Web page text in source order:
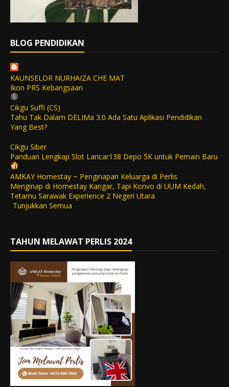
BLOG PENDIDIKAN
KAUNSELOR NURHAIZA CHE MAT
Ikon PRS Kebangsaan
Cikgu Suffi (CS)
Tahu Tak Dalam DELIMa 3.0 Ada Satu Aplikasi Pendidikan
Yang Best?
Cikgu Siber
Panduan Lengkap Slot Lancar138 Depo 5K untuk Pemain Baru
AMKAY Homestay ~ Penginapan Keluarga di Perlis
Menginap di Homestay Kangar, Tapi Konvo di UUM Kedah,
Tetamu Sarawak Experience 2 Negeri Utara
Tunjukkan Semua
TAHUN MELAWAT PERLIS 2024